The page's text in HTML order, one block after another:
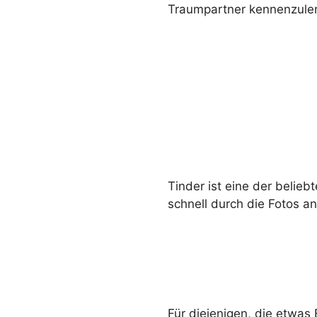
Traumpartner
Tinder ist eine der
schnell durch die Fotos
Für diejenigen, die